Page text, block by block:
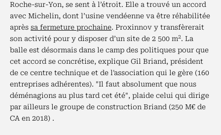
Roche-sur-Yon, se sent à l’étroit. Elle a trouvé un accord
avec Michelin, dont l’usine vendéenne va être réhabilitée
après sa fermeture prochaine. Proxinnov y transfèrerait
son activité pour y disposer d’un site de 2 500 m2. La
balle est désormais dans le camp des politiques pour que
cet accord se concrétise, explique Gil Briand, président
de ce centre technique et de l'association qui le gère (160
entreprises adhérentes). "Il faut absolument que nous
déménagions au plus tard cet été", plaide celui qui dirige
par ailleurs le groupe de construction Briand (250 M€ de
CA en 2018) .